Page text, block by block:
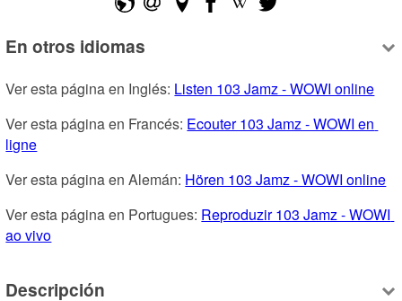
En otros idiomas
Ver esta página en Inglés: Listen 103 Jamz - WOWI online
Ver esta página en Francés: Ecouter 103 Jamz - WOWI en
ligne
Ver esta página en Alemán: Hören 103 Jamz - WOWI online
Ver esta página en Portugues: Reproduzir 103 Jamz - WOWI
ao vivo
Descripción